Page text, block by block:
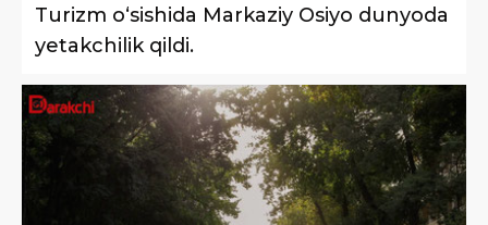
Turizm o‘sishida Markaziy Osiyo dunyoda
yetakchilik qildi.